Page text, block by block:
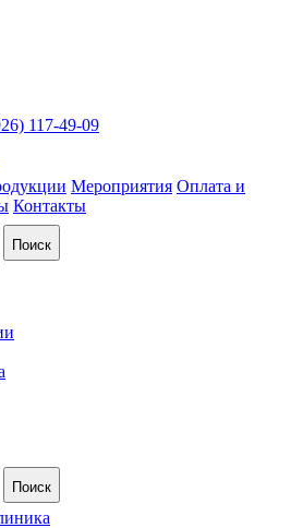
117-49-09
Мероприятия Оплата и
Контакты